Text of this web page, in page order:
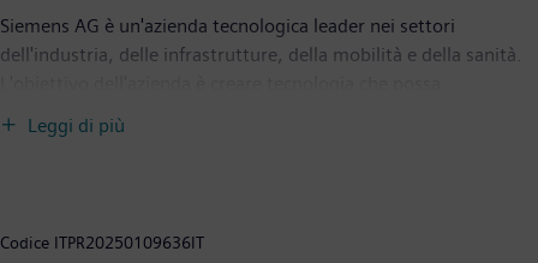
Siemens AG è un'azienda tecnologica leader nei settori
dell'industria, delle infrastrutture, della mobilità e della sanità.
reale e quello digitale, Siemens consente ai clienti di accelerare
della società quotata in borsa Siemens Healthineers, fornitore
Leggi di più
Codice ITPR20250109636IT